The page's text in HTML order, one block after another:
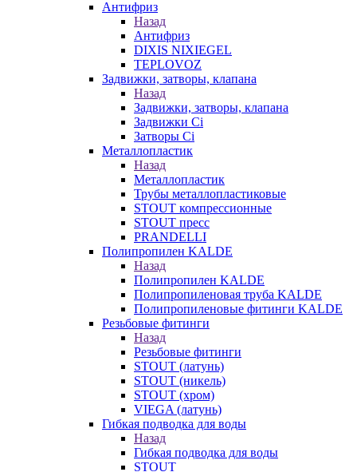
Антифриз
Назад
Антифриз
DIXIS NIXIEGEL
TEPLOVOZ
Задвижки, затворы, клапана
Назад
Задвижки, затворы, клапана
Задвижки Ci
Затворы Ci
Металлопластик
Назад
Металлопластик
Трубы металлопластиковые
STOUT компрессионные
STOUT пресс
PRANDELLI
Полипропилен KALDE
Назад
Полипропилен KALDE
Полипропиленовая труба KALDE
Полипропиленовые фитинги KALDE
Резьбовые фитинги
Назад
Резьбовые фитинги
STOUT (латунь)
STOUT (никель)
STOUT (хром)
VIEGA (латунь)
Гибкая подводка для воды
Назад
Гибкая подводка для воды
STOUT